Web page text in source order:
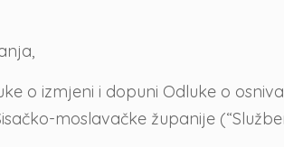
o izmjeni i dopuni Odluke o
moslavačke županije